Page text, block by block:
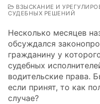
ВЗЫСКАНИЕ И
СУДЕБНЫХ РЕШЕНИЙ
Несколько месяцев
обсуждался
гражданину у
судебных
водительские права.
если принят, то как
случае?